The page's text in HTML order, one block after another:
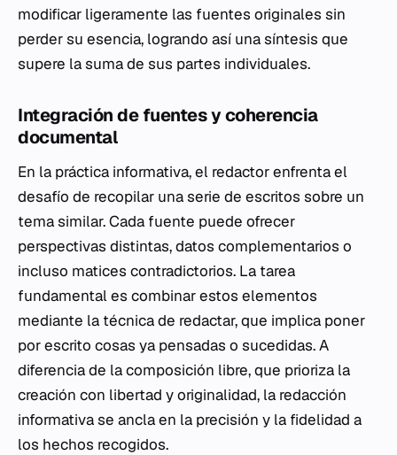
modificar ligeramente las fuentes originales sin
perder su esencia, logrando así una síntesis que
supere la suma de sus partes individuales.
Integración de fuentes y coherencia
documental
En la práctica informativa, el redactor enfrenta el
desafío de recopilar una serie de escritos sobre un
tema similar. Cada fuente puede ofrecer
perspectivas distintas, datos complementarios o
incluso matices contradictorios. La tarea
fundamental es combinar estos elementos
mediante la técnica de redactar, que implica poner
por escrito cosas ya pensadas o sucedidas. A
diferencia de la composición libre, que prioriza la
creación con libertad y originalidad, la redacción
informativa se ancla en la precisión y la fidelidad a
los hechos recogidos.